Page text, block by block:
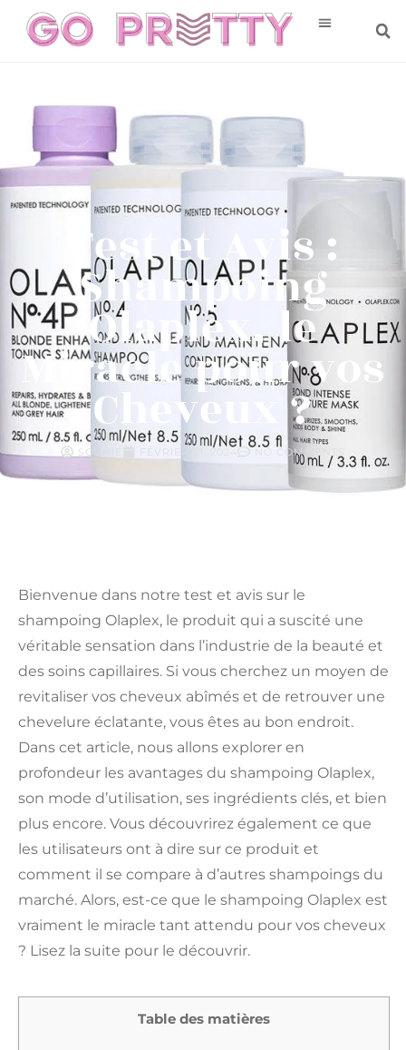
Test et Avis :
Shampoing
Olaplex, le
Miracle pour vos
Cheveux ?
SOPHIE FÉVRIER 21, 2024 NO COMMENTS
Bienvenue dans notre test et avis sur le
shampoing Olaplex, le produit qui a suscité une
véritable sensation dans l’industrie de la beauté et
des soins capillaires. Si vous cherchez un moyen de
revitaliser vos cheveux abîmés et de retrouver une
chevelure éclatante, vous êtes au bon endroit.
Dans cet article, nous allons explorer en
profondeur les avantages du shampoing Olaplex,
son mode d’utilisation, ses ingrédients clés, et bien
plus encore. Vous découvrirez également ce que
les utilisateurs ont à dire sur ce produit et
comment il se compare à d’autres shampoings du
marché. Alors, est-ce que le shampoing Olaplex est
vraiment le miracle tant attendu pour vos cheveux
? Lisez la suite pour le découvrir.
Table des matières